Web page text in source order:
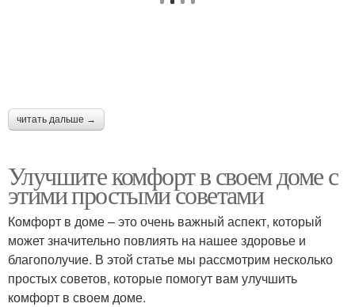
читать дальше →
Улучшите комфорт в своем доме с
этими простыми советами
Комфорт в доме – это очень важный аспект, который
может значительно повлиять на нашее здоровье и
благополучие. В этой статье мы рассмотрим несколько
простых советов, которые помогут вам улучшить
комфорт в своем доме.